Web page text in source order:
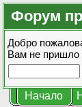
Форум
Добро
Вам не пришло
Начало